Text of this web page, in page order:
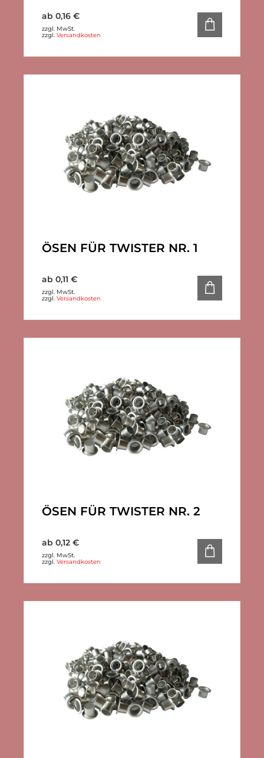
ab 0,16 €
zzgl. MwSt.
zzgl. Versandkosten
ÖSEN FÜR TWISTER NR. 1
ab 0,11 €
zzgl. MwSt.
zzgl. Versandkosten
ÖSEN FÜR TWISTER NR. 2
ab 0,12 €
zzgl. MwSt.
zzgl. Versandkosten